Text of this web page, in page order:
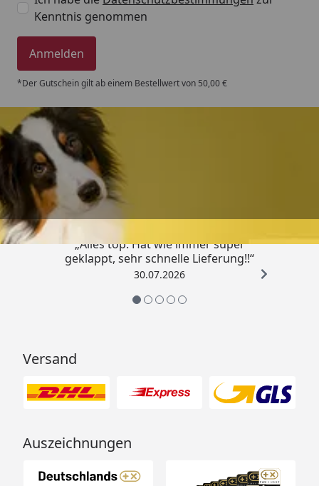
Kenntnis genommen
Anmelden
*Der Gutschein gilt ab einem Bestellwert von 50,00 €
Trusted Shops
„Alles top. Hat wie immer super
geklappt, sehr schnelle Lieferung!!“
30.07.2026
Versand
Auszeichnungen